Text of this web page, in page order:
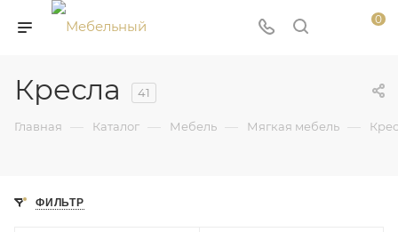
0
Кресла 41
Главная — Каталог — Мебель — Мягкая мебель —
ФИЛЬТР